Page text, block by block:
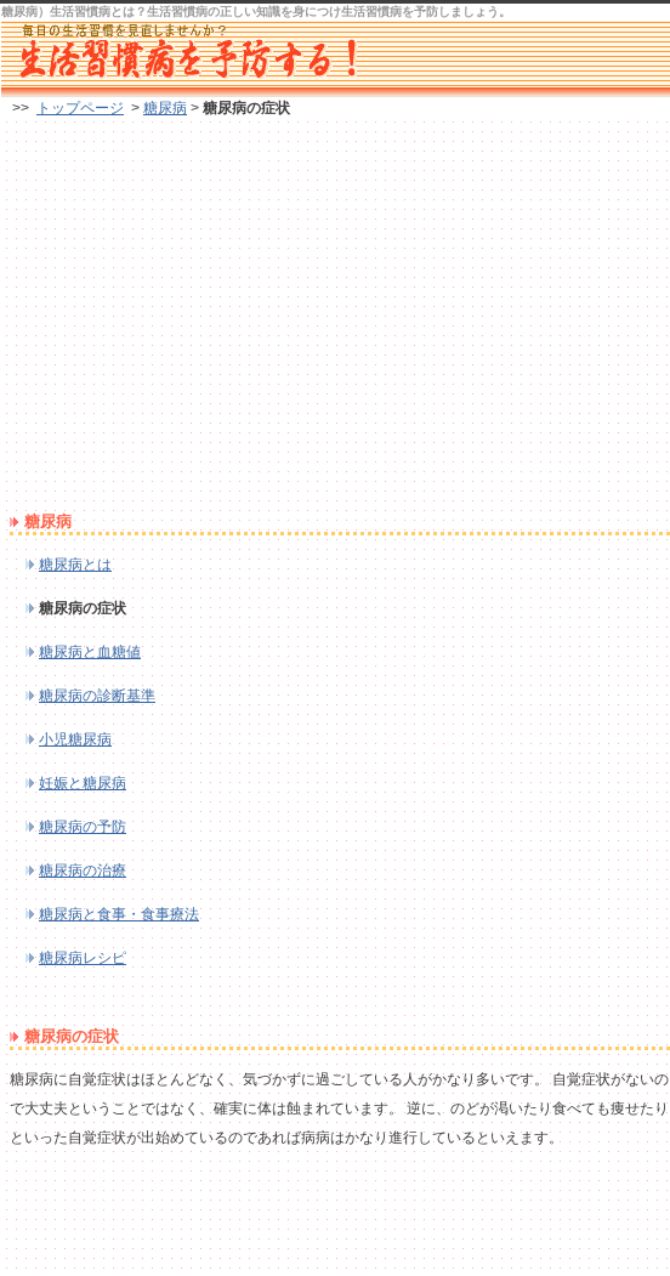
糖尿病）生活習慣病とは？生活習慣病の正しい知識を身につけ生活習慣病を予防しましょう。
>> トップページ > 糖尿病 > 糖尿病の症状
糖尿病
糖尿病とは
糖尿病の症状
糖尿病と血糖値
糖尿病の診断基準
小児糖尿病
妊娠と糖尿病
糖尿病の予防
糖尿病の治療
糖尿病と食事・食事療法
糖尿病レシピ
糖尿病の症状
糖尿病に自覚症状はほとんどなく、気づかずに過ごしている人がかなり多いです。 自覚症状がないの
で大丈夫ということではなく、確実に体は蝕まれています。 逆に、のどが渇いたり食べても痩せたり
といった自覚症状が出始めているのであれば病病はかなり進行しているといえます。